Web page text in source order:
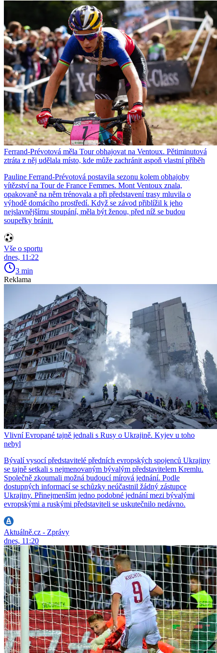
Ferrand-Prévotová měla Tour obhajovat na Ventoux. Pětiminutová
ztráta z něj udělala místo, kde může zachránit aspoň vlastní příběh
Pauline Ferrand-Prévotová postavila sezonu kolem obhajoby
vítězství na Tour de France Femmes. Mont Ventoux znala,
opakovaně na něm trénovala a při představení trasy mluvila o
výhodě domácího prostředí. Když se závod přiblížil k jeho
nejslavnějšímu stoupání, měla být ženou, před níž se budou
soupeřky bránit.
Vše o sportu
dnes, 11:22
3 min
Reklama
Vlivní Evropané tajně jednali s Rusy o Ukrajině. Kyjev u toho
nebyl
Bývalí vysocí představitelé předních evropských spojenců Ukrajiny
se tajně setkali s nejmenovaným bývalým představitelem Kremlu.
Společně zkoumali možná budoucí mírová jednání. Podle
dostupných informací se schůzky neúčastnil žádný zástupce
Ukrajiny. Přinejmenším jedno podobné jednání mezi bývalými
evropskými a ruskými představiteli se uskutečnilo nedávno.
Aktuálně.cz - Zprávy
dnes, 11:20